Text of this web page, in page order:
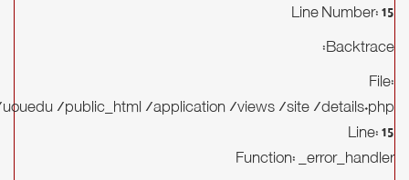
Line Number: 15
Backtrace:
File:
public_html/application/views/site/details.php
Line: 15
Function: _error_handler